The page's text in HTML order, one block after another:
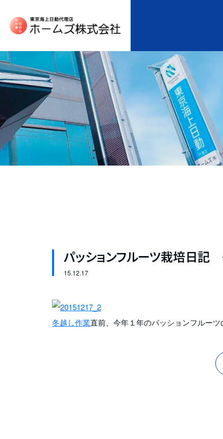
パッションフルーツ栽培日記
15.12.17
冬越し作業直前、今年１年のパッションフルー